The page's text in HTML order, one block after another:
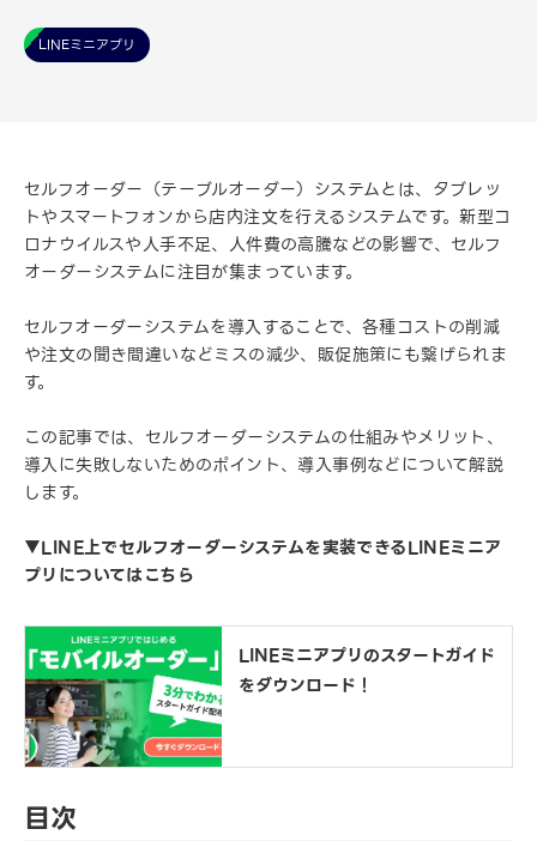
LINEミニアプリ
セルフオーダー（テーブルオーダー）システムとは、タブレッ
トやスマートフォンから店内注文を行えるシステムです。新型コ
ロナウイルスや人手不足、人件費の高騰などの影響で、セルフ
オーダーシステムに注目が集まっています。
セルフオーダーシステムを導入することで、各種コストの削減
や注文の聞き間違いなどミスの減少、販促施策にも繋げられま
す。
この記事では、セルフオーダーシステムの仕組みやメリット、
導入に失敗しないためのポイント、導入事例などについて解説
します。
▼LINE上でセルフオーダーシステムを実装できるLINEミニア
プリについてはこちら
LINEミニアプリのスタートガイド
をダウンロード！
目次